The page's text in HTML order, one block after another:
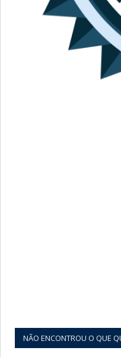
NÃO ENCONTROU O QUE